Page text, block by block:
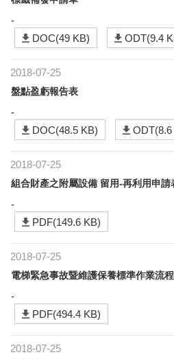
-
DOC(49 KB)
ODT(9.4
2018-07-25
盤點盈虧報告表
-
DOC(48.5 KB)
ODT(8.6
2018-07-25
組合財產之附屬設備 留用-再利用申請
-
PDF(149.6 KB)
2018-07-25
電梯緊急事故暨維護保養標準作業流程
-
PDF(494.4 KB)
2018-07-25